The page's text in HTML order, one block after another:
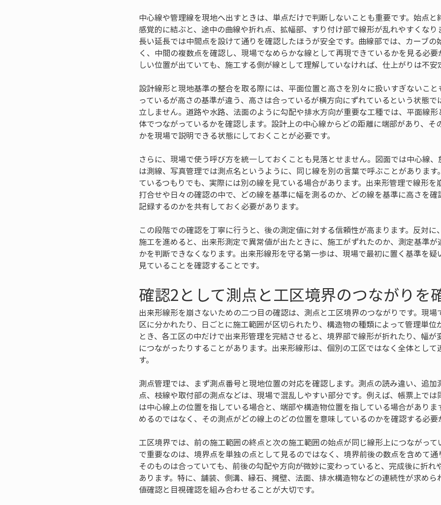
中心線や管理線を現地へ出すときは、単点だけで判断しないことも重要です。始点
感覚的に結ぶと、途中の曲線や折れ点、拡幅部、すり付け部で線形が乱れやすくなり
長い延長では中間点を設けて通りを確認したほうが安全です。曲線部では、カーブ
く、中間の複数点を確認し、現場でなめらかな線として再現できているかを見る必
しい位置が出ていても、施工する側が線として理解していなければ、仕上がりは不安
設計線形と現地基準の整合を取る際には、平面位置と高さを別々に扱いすぎないこ
っているが高さの基準が違う、高さは合っているが横方向にずれているという状態
立しません。道路や水路、法面のように勾配や排水方向が重要な工種では、平面線
体でつながっているかを確認します。設計上の中心線からどの距離に端部があり、そ
かを現場で説明できる状態にしておくことが必要です。
さらに、現場で使う呼び方を統一しておくことも見落とせません。図面では中心線
は測線、写真管理では測点名というように、同じ線を別の言葉で呼ぶことがありま
ているつもりでも、実際には別の線を見ている場合があります。出来形管理で線形
打合せや日々の確認の中で、どの線を基準に幅を測るのか、どの線を基準に高さを
記録するのかを共有しておく必要があります。
この段階での確認を丁寧に行うと、後の測定値に対する信頼性が高まります。反対
施工を進めると、出来形測定で異常値が出たときに、施工がずれたのか、測定基準
かを判断できなくなります。出来形線形を守る第一歩は、現場で最初に置く基準を
見ていることを確認することです。
確認2として測点と工区境界のつながりを
出来形線形を崩さないための二つ目の確認は、測点と工区境界のつながりです。現
区に分かれたり、日ごとに施工範囲が区切られたり、構造物の種類によって管理単位
とき、各工区の中だけで出来形管理を完結させると、境界部で線形が折れたり、幅
につながったりすることがあります。出来形線形は、個別の工区ではなく全体とし
す。
測点管理では、まず測点番号と現地位置の対応を確認します。測点の読み違い、追
点、枝線や取付部の測点などは、現場で混乱しやすい部分です。例えば、帳票上で
は中心線上の位置を指している場合と、端部や構造物位置を指している場合があり
めるのではなく、その測点がどの線上のどの位置を意味しているのかを確認する必要
工区境界では、前の施工範囲の終点と次の施工範囲の始点が同じ線形上につながっ
で重要なのは、境界点を単独の点として見るのではなく、境界前後の数点を含めて
そのものは合っていても、前後の勾配や方向が微妙に変わっていると、完成後に折
あります。特に、舗装、側溝、縁石、擁壁、法面、排水構造物などの連続性が求め
値確認と目視確認を組み合わせることが大切です。